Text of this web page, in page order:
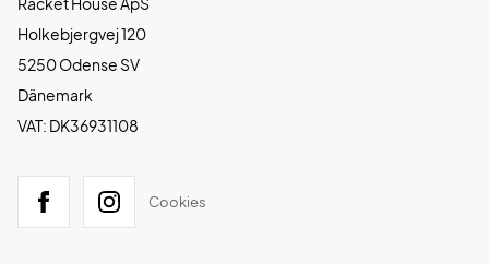
Holkebjergvej 120
5250 Odense SV
Dänemark
VAT: DK36931108
Cookies